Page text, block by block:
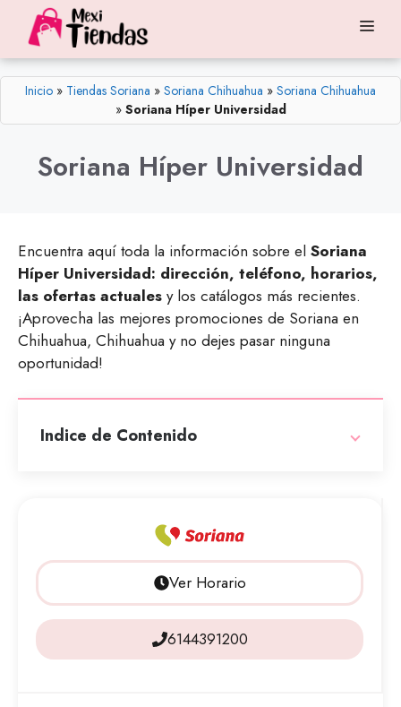
contenido
Inicio » Tiendas Soriana » Soriana Chihuahua » Soriana Chihuahua
» Soriana Híper Universidad
Soriana Híper Universidad
Encuentra aquí toda la información sobre el Soriana
Híper Universidad: dirección, teléfono, horarios,
las ofertas actuales y los catálogos más recientes.
¡Aprovecha las mejores promociones de Soriana en
Chihuahua, Chihuahua y no dejes pasar ninguna
oportunidad!
Indice de Contenido
Ver Horario
6144391200